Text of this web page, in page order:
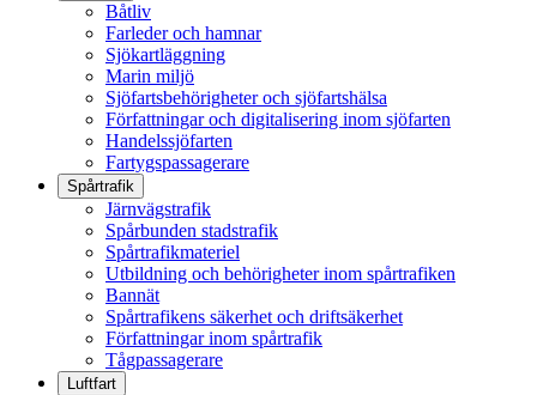
Båtliv
Farleder och hamnar
Sjökartläggning
Marin miljö
Sjöfartsbehörigheter och sjöfartshälsa
Författningar och digitalisering inom sjöfarten
Handelssjöfarten
Fartygspassagerare
Spårtrafik
Järnvägstrafik
Spårbunden stadstrafik
Spårtrafikmateriel
Utbildning och behörigheter inom spårtrafiken
Bannät
Spårtrafikens säkerhet och driftsäkerhet
Författningar inom spårtrafik
Tågpassagerare
Luftfart